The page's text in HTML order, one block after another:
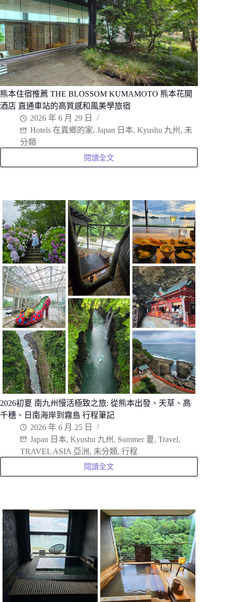
甜
圈。
漂
浮
海
上
的
圓
形
水
族
館、
近
距
離
和
豚
動
熊本住宿推薦 THE BLOSSOM KUMAMOTO 熊本花開
酒店 直通車站的高質感和風美學旅宿
2026 年 6 月 29 日
Hotels 在異鄉的家, Japan 日本, Kyushu 九州 , 未
分類
閱讀全文
熊
本
薦
THE
BLOSSOM
KUMAMOTO
熊
本
花
開
酒
店
直
通
車
站
的
高
質
感
和
風
美
學
旅
宿
2026初夏 南九州慢活極致之旅: 從熊本出發、天草、高
千穗、日南海岸到霧島 行程筆記
2026 年 6 月 25 日
Japan 日本, Kyushu 九州 , Summer 夏, Travel,
TRAVEL ASIA 亞洲, 未分類, 行程
閱讀全文
2026
初
州
慢
活
極
之
旅:
從
熊
本
出
發、
天